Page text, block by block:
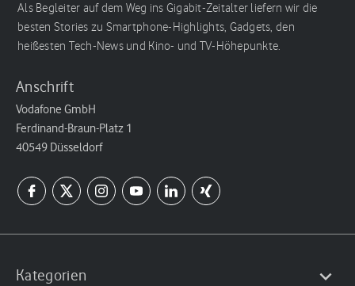
Als Begleiter auf dem Weg ins Gigabit-Zeitalter liefern wir die
besten Stories zu Smartphone-Highlights, Gadgets, den
heißesten Tech-News und Kino- und TV-Höhepunkte.
Anschrift
Vodafone GmbH
Ferdinand-Braun-Platz 1
40549 Düsseldorf
Kategorien